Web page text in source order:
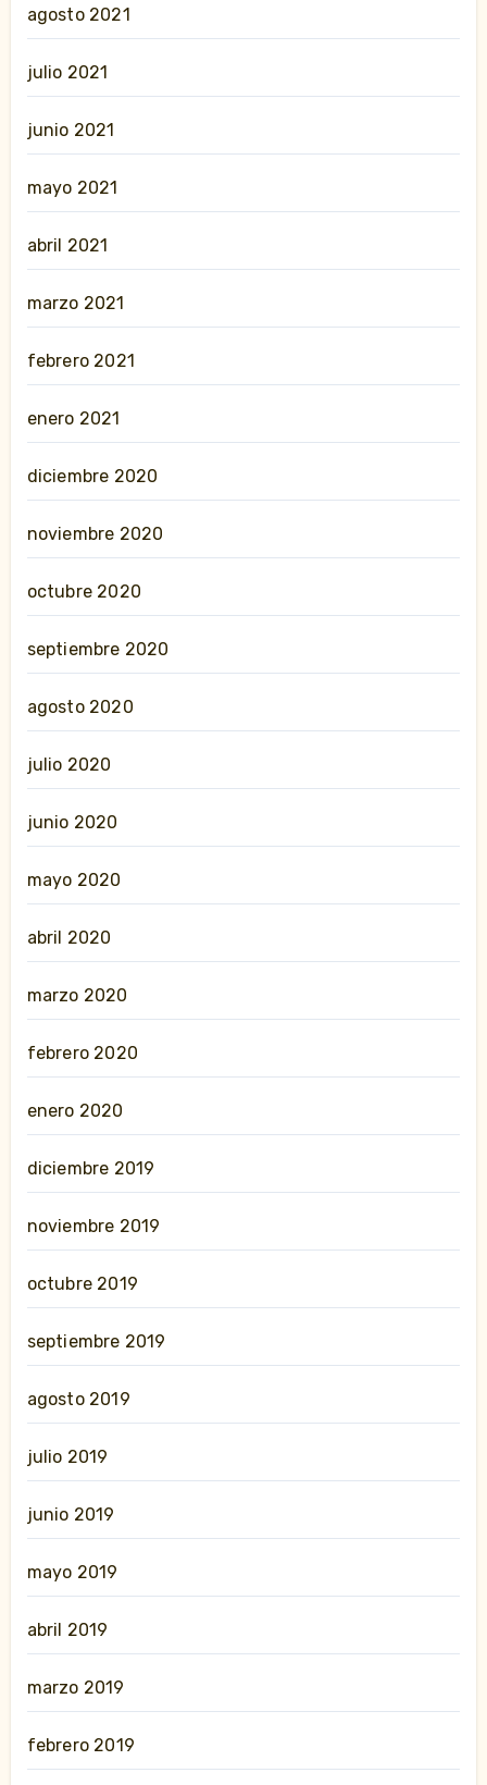
agosto 2021
julio 2021
junio 2021
mayo 2021
abril 2021
marzo 2021
febrero 2021
enero 2021
diciembre 2020
noviembre 2020
octubre 2020
septiembre 2020
agosto 2020
julio 2020
junio 2020
mayo 2020
abril 2020
marzo 2020
febrero 2020
enero 2020
diciembre 2019
noviembre 2019
octubre 2019
septiembre 2019
agosto 2019
julio 2019
junio 2019
mayo 2019
abril 2019
marzo 2019
febrero 2019